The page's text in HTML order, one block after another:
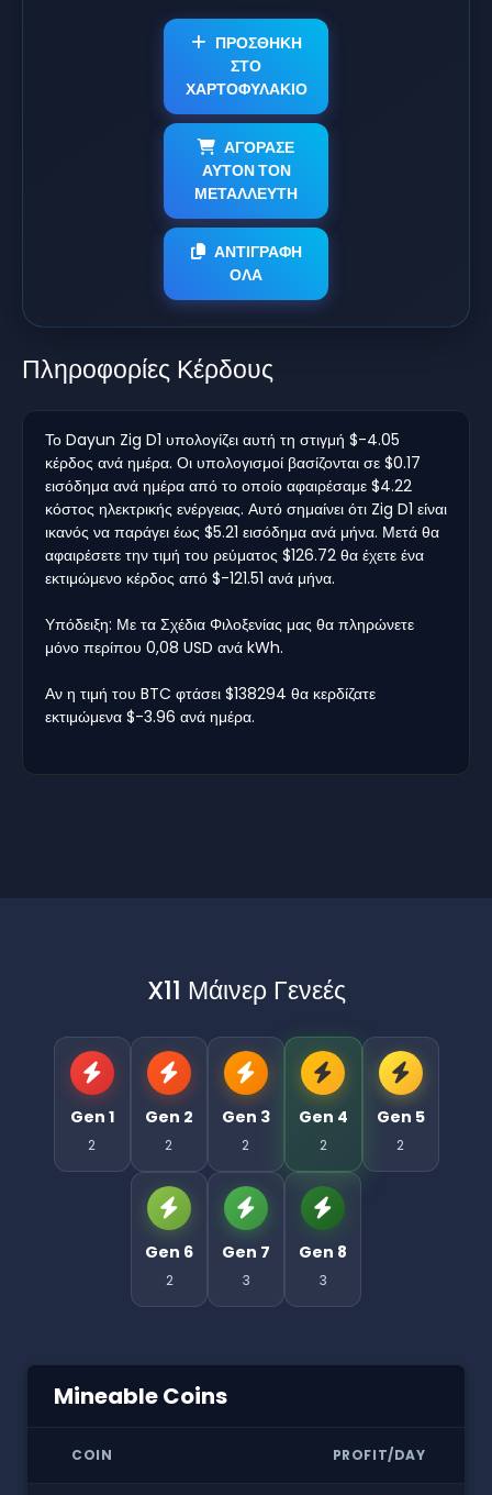
ΠΡΟΣΘΗΚΗ
ΣΤΟ
ΧΑΡΤΟΦΥΛΑΚΙΟ
ΑΓΟΡΑΣΕ
ΑΥΤΟΝ ΤΟΝ
ΜΕΤΑΛΛΕΥΤΗ
ΑΝΤΙΓΡΑΦΗ
ΟΛΑ
Πληροφορίες Κέρδους
Το Dayun Zig D1 υπολογίζει αυτή τη στιγμή $-4.05
κέρδος ανά ημέρα. Οι υπολογισμοί βασίζονται σε $0.17
εισόδημα ανά ημέρα από το οποίο αφαιρέσαμε $4.22
κόστος ηλεκτρικής ενέργειας. Αυτό σημαίνει ότι Zig D1 είναι
ικανός να παράγει έως $5.21 εισόδημα ανά μήνα. Μετά θα
αφαιρέσετε την τιμή του ρεύματος $126.72 θα έχετε ένα
εκτιμώμενο κέρδος από $-121.51 ανά μήνα.
Υπόδειξη: Με τα Σχέδια Φιλοξενίας μας θα πληρώνετε
μόνο περίπου 0,08 USD ανά kWh.
Αν η τιμή του BTC φτάσει $138294 θα κερδίζατε
εκτιμώμενα $-3.96 ανά ημέρα.
X11 Μάινερ Γενεές
Gen 1
2
Gen 2
2
Gen 3
2
Gen 4
2
Gen 5
2
Gen 6
2
Gen 7
3
Gen 8
3
Mineable Coins
COIN PROFIT/DAY